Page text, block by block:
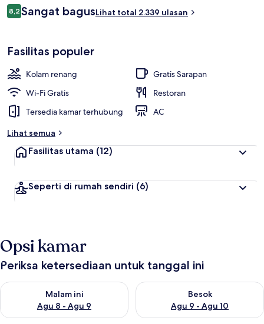
Ulasan
8,28,2 dari 10
Sangat bagusLihat total 2.339 ulasan
Fasilitas populer
Kolam renang
Gratis Sarapan
Wi-Fi Gratis
Restoran
Tersedia kamar terhubung
AC
Lihat semua
Fasilitas utama (12)
Seperti di rumah sendiri (6)
Opsi kamar
Periksa ketersediaan untuk tanggal ini
Malam ini
Agu 8 - Agu 9
Periksa ketersediaan untuk malam ini Agu 8 - Agu 9
Besok
Agu 9 - Agu 10
Periksa ketersediaan untuk